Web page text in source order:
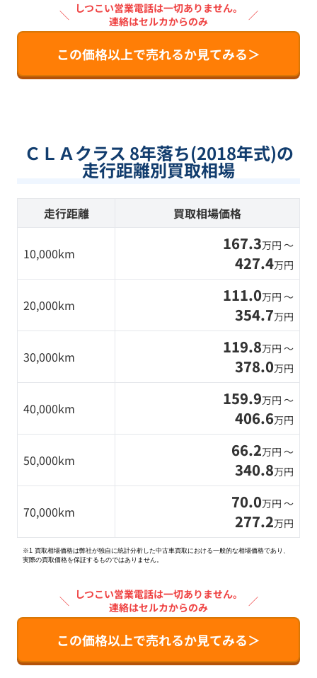
＼ しつこい営業電話は一切ありません。
連絡はセルカからのみ
／
この価格以上で売れるか見てみる＞
ＣＬＡクラス 8年落ち(2018年式)の
走行距離別買取相場
走行距離 買取相場価格
10,000km 167.3万円 〜
427.4万円
20,000km 111.0万円 〜
354.7万円
30,000km 119.8万円 〜
378.0万円
40,000km 159.9万円 〜
406.6万円
50,000km 66.2万円 〜
340.8万円
70,000km 70.0万円 〜
277.2万円
※1 買取相場価格は弊社が独自に統計分析した中古車買取における一般的な相場価格であり、
実際の買取価格を保証するものではありません。
＼ しつこい営業電話は一切ありません。
連絡はセルカからのみ
／
この価格以上で売れるか見てみる＞